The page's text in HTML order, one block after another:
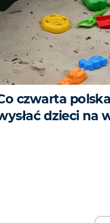
czwarta
dzieci na